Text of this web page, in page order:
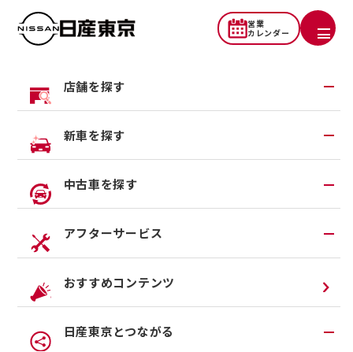
営業
カレンダー
店舗を探す
地域から探す
一覧から探す
店舗リニューアル情報
営業カレンダー
新車を探す
試乗車・展示車検索
福祉車両（ライフケアビークル）
カスタイマイズサービス
法人リースオンライン受付
オンライン相談予約
中古車を探す
在庫車一覧
中古車ワイド保証
アフターサービス
アフターサービスTOP
メンテナンスネット予約
車検
おすすめコンテンツ
日産東京とつながる
メンテプロパック料金表
（EV Mクラス）
対象車種